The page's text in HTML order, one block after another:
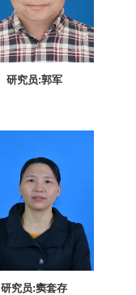
研究员:郭军
研究员:窦套存